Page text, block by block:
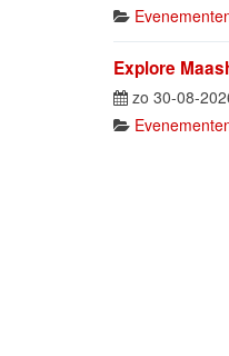
Explore
zo 30-08-